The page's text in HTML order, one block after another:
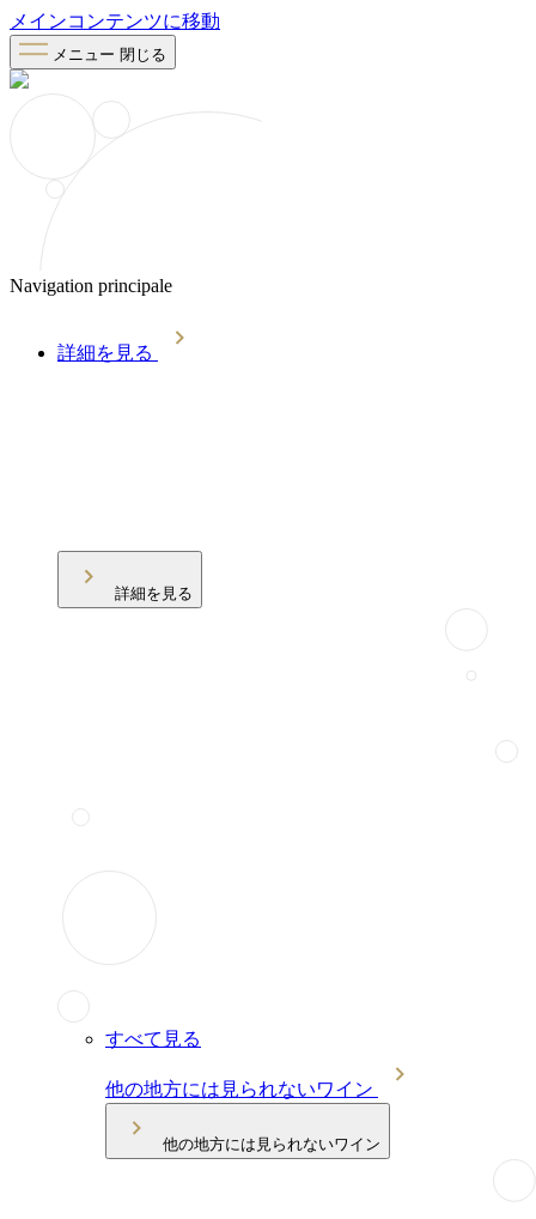
メインコンテンツに移動
メニュー 閉じる
Navigation principale
詳細を見る
詳細を見る
すべて見る
他の地方には見られないワイン
他の地方には見られないワイン